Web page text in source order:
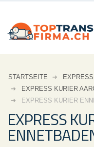
STARTSEITE
EXPRESS KURIER
EXPRESS KURIER
EXPRESS